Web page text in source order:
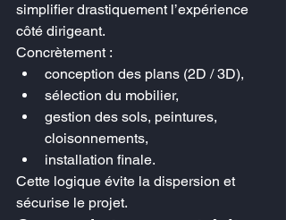
simplifier drastiquement l’expérience
côté dirigeant.
Concrètement :
conception des plans (2D / 3D),
sélection du mobilier,
gestion des sols, peintures,
cloisonnements,
installation finale.
Cette logique évite la dispersion et
sécurise le projet.